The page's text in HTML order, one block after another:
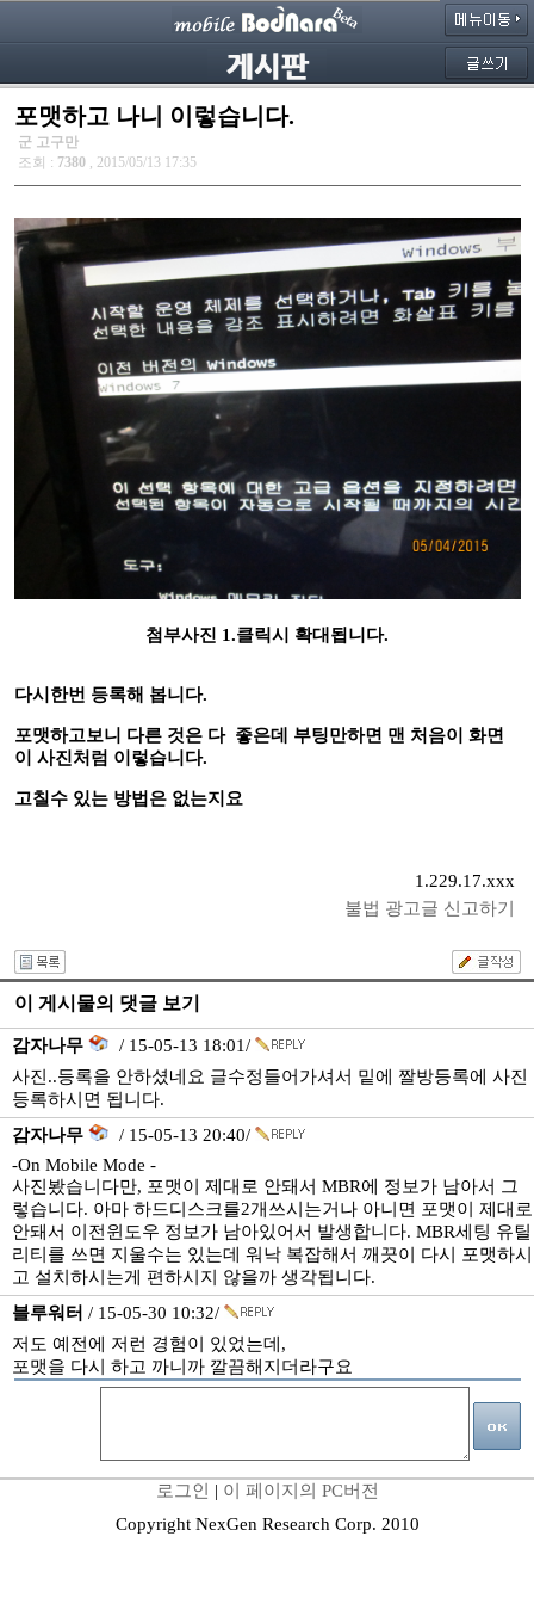
포맷하고 나니 이렇습니다.
군 고구만
조회 : 7380 , 2015/05/13 17:35
첨부사진 1.클릭시 확대됩니다.
다시한번 등록해 봅니다.
포맷하고보니 다른 것은 다 좋은데 부팅만하면 맨 처음이 화면
이 사진처럼 이렇습니다.
고칠수 있는 방법은 없는지요
1.229.17.xxx
불법 광고글 신고하기
이 게시물의 댓글 보기
감자나무
/ 15-05-13 18:01/
사진..등록을 안하셨네요 글수정들어가셔서 밑에 짤방등록에 사진
등록하시면 됩니다.
감자나무
/ 15-05-13 20:40/
-On Mobile Mode -
사진봤습니다만, 포맷이 제대로 안돼서 MBR에 정보가 남아서 그
렇습니다. 아마 하드디스크를2개쓰시는거나 아니면 포맷이 제대로
안돼서 이전윈도우 정보가 남아있어서 발생합니다. MBR세팅 유틸
리티를 쓰면 지울수는 있는데 워낙 복잡해서 깨끗이 다시 포맷하시
고 설치하시는게 편하시지 않을까 생각됩니다.
블루워터 / 15-05-30 10:32/
저도 예전에 저런 경험이 있었는데,
포맷을 다시 하고 까니까 깔끔해지더라구요
로그인 | 이 페이지의 PC버전
Copyright NexGen Research Corp. 2010